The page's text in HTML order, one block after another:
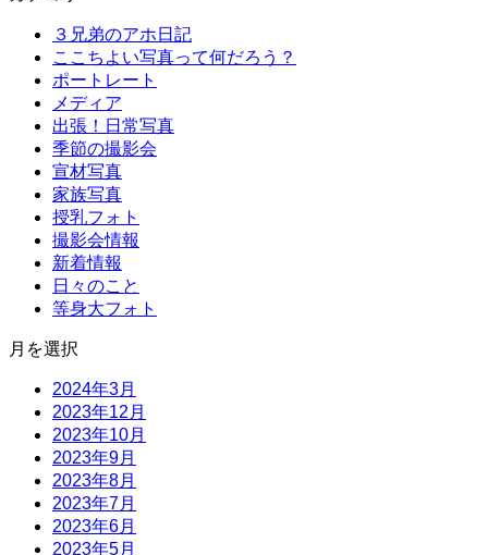
３兄弟のアホ日記
ここちよい写真って何だろう？
ポートレート
メディア
出張！日常写真
季節の撮影会
宣材写真
家族写真
授乳フォト
撮影会情報
新着情報
日々のこと
等身大フォト
月を選択
2024年3月
2023年12月
2023年10月
2023年9月
2023年8月
2023年7月
2023年6月
2023年5月